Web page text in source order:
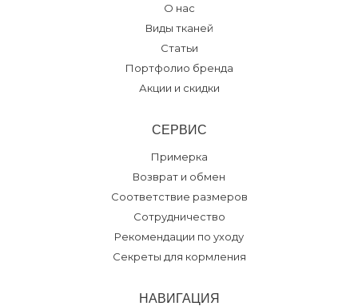
О нас
Виды тканей
Статьи
Портфолио бренда
Акции и скидки
СЕРВИС
Примерка
Возврат и обмен
Соответствие размеров
Сотрудничество
Рекомендации по уходу
Секреты для кормления
НАВИГАЦИЯ